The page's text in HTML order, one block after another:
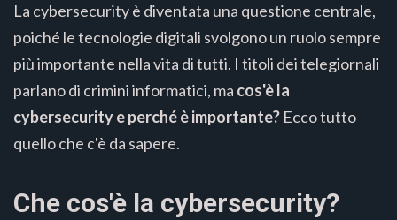
La cybersecurity è diventata una questione centrale,
poiché le tecnologie digitali svolgono un ruolo sempre
più importante nella vita di tutti. I titoli dei telegiornali
parlano di crimini informatici, ma cos'è la
cybersecurity e perché è importante? Ecco tutto
quello che c'è da sapere.
Che cos'è la cybersecurity?